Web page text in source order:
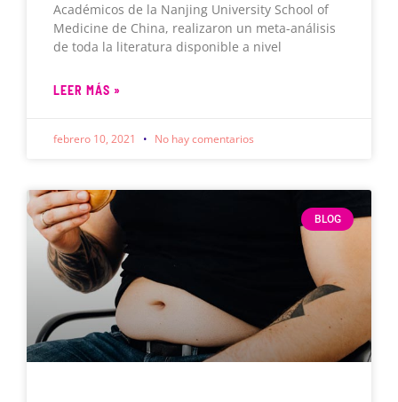
Académicos de la Nanjing University School of
Medicine de China, realizaron un meta-análisis
de toda la literatura disponible a nivel
LEER MÁS »
febrero 10, 2021 No hay comentarios
BLOG